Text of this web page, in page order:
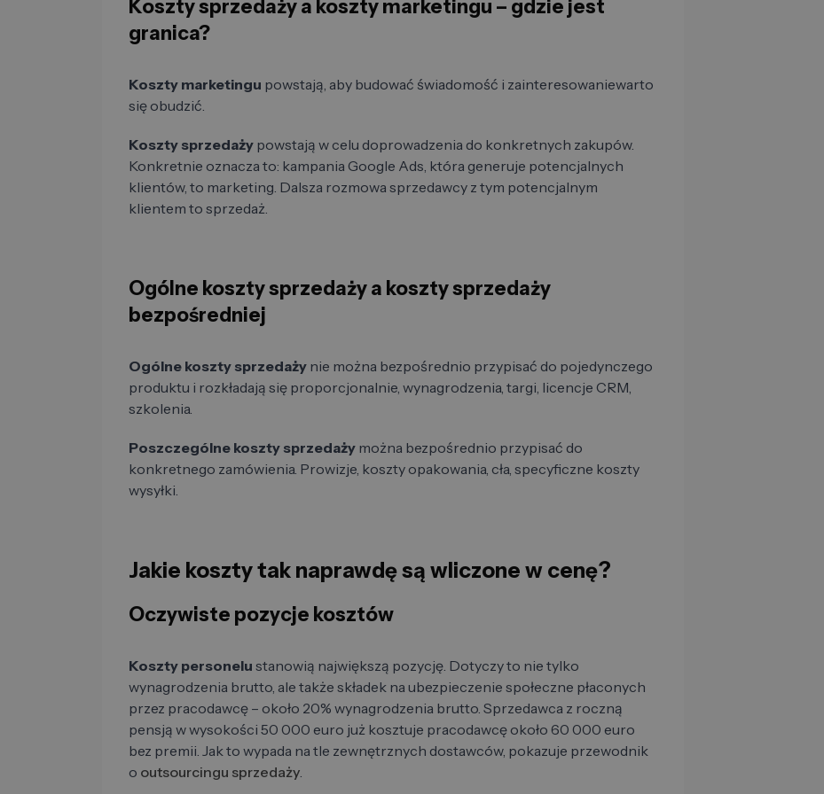
Koszty sprzedaży a koszty marketingu – gdzie jest
granica?
Koszty marketingu powstają, aby budować świadomość i zainteresowaniewarto
się obudzić.
Koszty sprzedaży powstają w celu doprowadzenia do konkretnych zakupów.
Konkretnie oznacza to: kampania Google Ads, która generuje potencjalnych
klientów, to marketing. Dalsza rozmowa sprzedawcy z tym potencjalnym
klientem to sprzedaż.
Ogólne koszty sprzedaży a koszty sprzedaży
bezpośredniej
Ogólne koszty sprzedaży nie można bezpośrednio przypisać do pojedynczego
produktu i rozkładają się proporcjonalnie, wynagrodzenia, targi, licencje CRM,
szkolenia.
Poszczególne koszty sprzedaży można bezpośrednio przypisać do
konkretnego zamówienia. Prowizje, koszty opakowania, cła, specyficzne koszty
wysyłki.
Jakie koszty tak naprawdę są wliczone w cenę?
Oczywiste pozycje kosztów
Koszty personelu stanowią największą pozycję. Dotyczy to nie tylko
wynagrodzenia brutto, ale także składek na ubezpieczenie społeczne płaconych
przez pracodawcę – około 20% wynagrodzenia brutto. Sprzedawca z roczną
pensją w wysokości 50 000 euro już kosztuje pracodawcę około 60 000 euro
bez premii. Jak to wypada na tle zewnętrznych dostawców, pokazuje przewodnik
o outsourcingu sprzedaży.